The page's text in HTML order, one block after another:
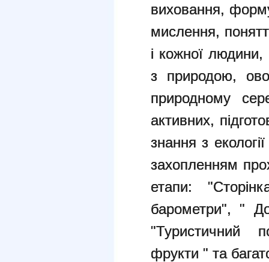
виховання,
мислення,
і кожної людини,
з природою,
природному
активних,
знання з
захопленням
етапи:
барометри", "
"Туристичний
фрукти " та